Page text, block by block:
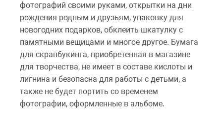
фотографий своими руками, открытки на дни
рождения родным и друзьям, упаковку для
новогодних подарков, обклеить шкатулку с
памятными вещицами и многое другое. Бумага
для скрапбукинга, приобретенная в магазине
для творчества, не имеет в составе кислоты и
лигнина и безопасна для работы с детьми, а
также не будет портить со временем
фотографии, оформленные в альбоме.